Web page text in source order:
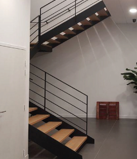
Escalier sur-mesure avec garde-corps